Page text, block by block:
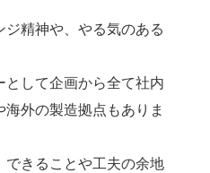
精神や、やる気のある
して企画から全て社内
外の製造拠点もありま
できることや工夫の余地